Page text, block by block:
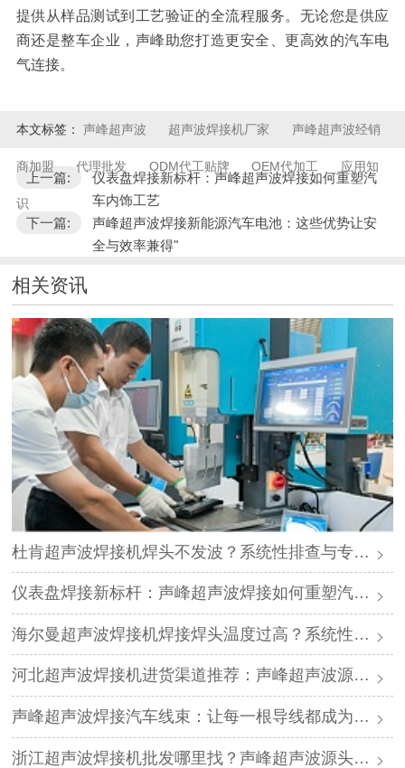
提供从样品测试到工艺验证的全流程服务。无论您是供应
商还是整车企业，声峰助您打造更安全、更高效的汽车电
气连接。
本文标签： 声峰超声波 超声波焊接机厂家 声峰超声波经销
商加盟 代理批发 ODM代工贴牌 OEM代加工 应用知
识
上一篇:
仪表盘焊接新标杆：声峰超声波焊接如何重塑汽
车内饰工艺
下一篇:
声峰超声波焊接新能源汽车电池：这些优势让安
全与效率兼得"
相关资讯
杜肯超声波焊接机焊头不发波？系统性排查与专业解决方案
仪表盘焊接新标杆：声峰超声波焊接如何重塑汽车内饰工艺
海尔曼超声波焊接机焊接焊头温度过高？系统性排查与专业解决方案
河北超声波焊接机进货渠道推荐：声峰超声波源头工厂
声峰超声波焊接汽车线束：让每一根导线都成为“无缝天衣”
浙江超声波焊接机批发哪里找？声峰超声波源头工厂，一手货源诚招经销商